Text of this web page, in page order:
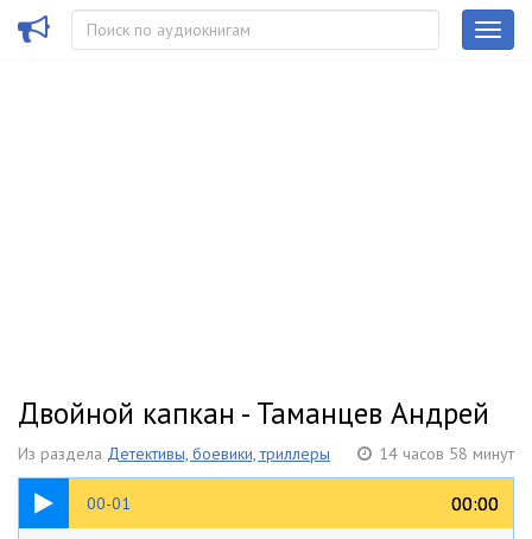
Двойной капкан - Таманцев Андрей
Из раздела Детективы, боевики, триллеры 14 часов 58 минут
00-01 00:00
00:00
07:00